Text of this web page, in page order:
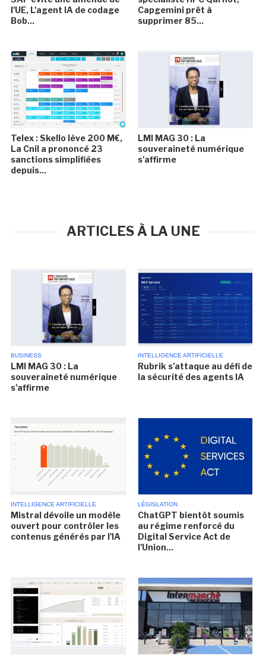
l'UE, L'agent IA de codage
Bob...
Capgemini prêt à
supprimer 85...
Telex : Skello lève 200 M€,
La Cnil a prononcé 23
sanctions simplifiées
depuis...
LMI MAG 30 : La
souveraineté numérique
s'affirme
ARTICLES À LA UNE
BUSINESS
LMI MAG 30 : La
souveraineté numérique
s'affirme
INTELLIGENCE ARTIFICIELLE
Rubrik s'attaque au défi de
la sécurité des agents IA
INTELLIGENCE ARTIFICIELLE
Mistral dévoile un modèle
ouvert pour contrôler les
contenus générés par l'IA
LÉGISLATION
ChatGPT bientôt soumis
au régime renforcé du
Digital Service Act de
l'Union...